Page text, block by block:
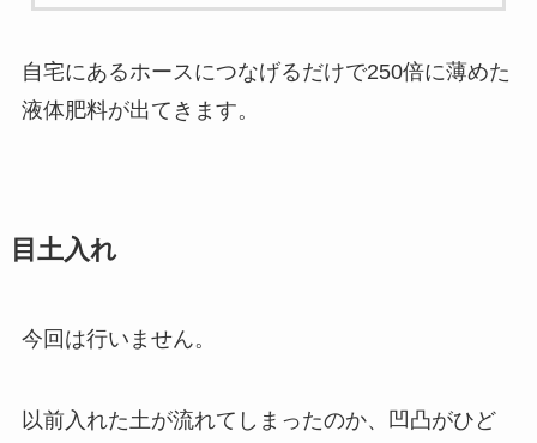
自宅にあるホースにつなげるだけで250倍に薄めた
液体肥料が出てきます。
目土入れ
今回は行いません。
以前入れた土が流れてしまったのか、凹凸がひど